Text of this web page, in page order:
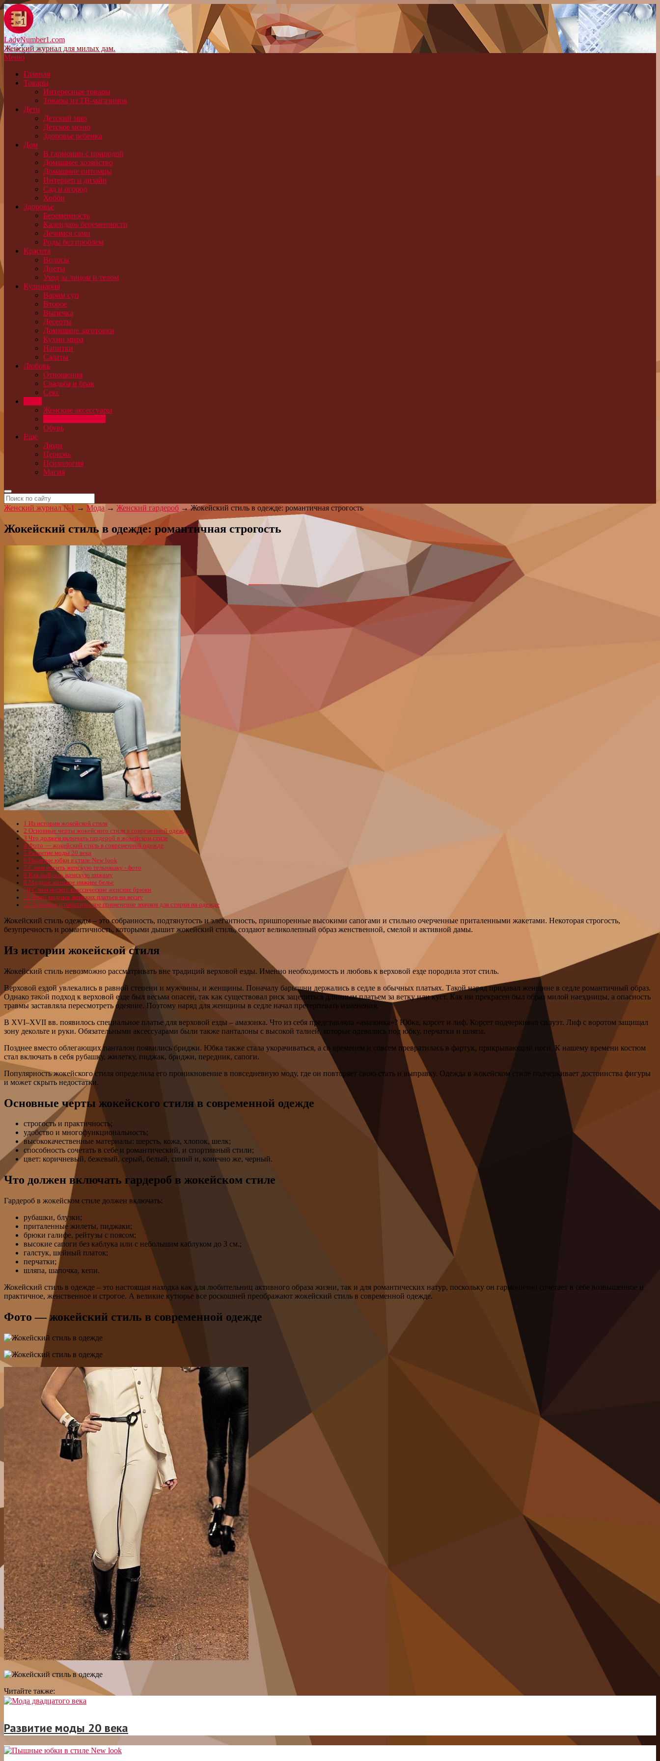
LadyNumber1.com
Женский журнал для милых дам.
Меню
Главная
Товары
Интересные товары
Товары из ТВ-магазинов
Дети
Детский мир
Детское меню
Здоровье ребенка
Дом
В гармонии с природой
Домашнее хозяйство
Домашние питомцы
Интерьер и дизайн
Сад и огород
Хобби
Здоровье
Беременность
Календарь беременности
Лечимся сами
Роды без проблем
Красота
Волосы
Диеты
Уход за лицом и телом
Кулинария
Варим суп
Второе
Выпечка
Десерты
Домашние заготовки
Кухни мира
Напитки
Салаты
Любовь
Отношения
Свадьба и брак
Секс
Женские аксессуары
Обувь
Еще
Люди
Церковь
Психология
Магия
Женский журнал №1 → Мода → Женский гардероб →Жокейский стиль в одежде: романтичная строгость
Жокейский стиль в одежде: романтичная строгость
1 Из истории жокейской стиля
2 Основные черты жокейского стиля в современной одежде
3 Что должен включать гардероб в жокейском стиле
4Фото — жокейский стиль в современной одежде
5 Развитие моды 20 века
6 Пышные юбки в стиле New look
7 С чем носить женскую тельняшку - фото
8 Как выбрать женскую пижаму
9 Модное женское нижнее белье
10 С чем носить классические женские брюки
11 Фото модных женских платьев на весну
12 Значение и практическое применение значков для стирки на одежде
Жокейский стиль одежды – это собранность, подтянутость и элегантность, пришпоренные высокими сапогами и стильно очерченные приталенными жакетами. Некоторая строгость,
безупречность и романтичность, которыми дышит жокейский стиль, создают великолепный образ женственной, смелой и активной дамы.
Из истории жокейской стиля
Жокейский стиль невозможно рассматривать вне традиций верховой езды. Именно необходимость и любовь к верховой езде породила этот стиль.
Верховой ездой увлекались в равной степени и мужчины, и женщины. Поначалу барышни держались в седле в обычных платьях. Такой наряд придавал женщине в седле романтичный образ.
Однако такой подход к верховой езде был весьма опасен, так как существовал риск зацепиться длинным платьем за ветку или куст. Как ни прекрасен был образ милой наездницы, а опасность
травмы заставляла пересмотреть одеяние. Поэтому наряд для женщины в седле начал претерпевать изменения.
В XVI–XVII вв. появилось специальное платье для верховой езды – амазонка. Что из себя представляла «амазонка»? Юбка, корсет и лиф. Корсет подчеркивал силуэт. Лиф с воротом защищал
зону декольте и руки. Обязательными аксессуарами были также панталоны с высокой талией, которые одевались под юбку, перчатки и шляпа.
Позднее вместо облегающих панталон появились бриджи. Юбка также стала укорачиваться, а со временем и совсем превратилась в фартук, прикрывающий ноги. К нашему времени костюм
стал включать в себя рубашку, жилетку, пиджак, бриджи, передник, сапоги.
Популярность жокейского стиля определила его проникновение в повседневную моду, где он повторяет свою стать и выправку. Одежда в жокейском стиле подчеркивает достоинства фигуры
и может скрыть недостатки.
Основные черты жокейского стиля в современной одежде
строгость и практичность;
удобство и многофункциональность;
высококачественные материалы: шерсть, кожа, хлопок, шелк;
способность сочетать в себе и романтический, и спортивный стили;
цвет: коричневый, бежевый, серый, белый, синий и, конечно же, черный.
Что должен включать гардероб в жокейском стиле
Гардероб в жокейском стиле должен включать:
рубашки, блузки;
приталенные жилеты, пиджаки;
брюки галифе, рейтузы с поясом;
высокие сапоги без каблука или с небольшим каблуком до 3 см.;
галстук, шейный платок;
перчатки;
шляпа, шапочка, кепи.
Жокейский стиль в одежде – это настоящая находка как для любительниц активного образа жизни, так и для романтических натур, поскольку он гармонично сочетает в себе возвышенное и
практичное, женственное и строгое. А великие кутюрье все роскошней преображают жокейский стиль в современной одежде.
Фото — жокейский стиль в современной одежде
Читайте также:
Развитие моды 20 века